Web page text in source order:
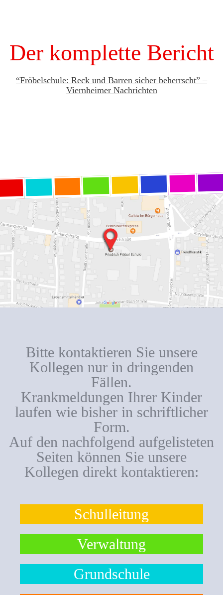
Der komplette Bericht
“Fröbelschule: Reck und Barren sicher beherrscht” –
Viernheimer Nachrichten
Bitte kontaktieren Sie unsere
Kollegen nur in dringenden
Fällen.
Krankmeldungen Ihrer Kinder
laufen wie bisher in schriftlicher
Form.
Auf den nachfolgend aufgelisteten
Seiten können Sie unsere
Kollegen direkt kontaktieren:
Schulleitung
Verwaltung
Grundschule